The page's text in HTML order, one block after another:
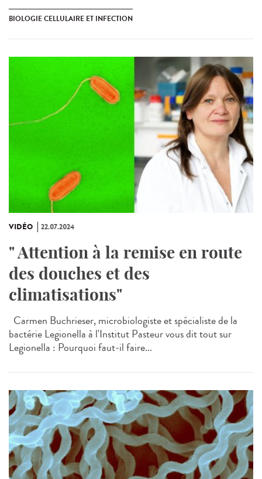
BIOLOGIE CELLULAIRE ET INFECTION
VIDÉO 22.07.2024
" Attention à la remise en route
des douches et des
climatisations"
Carmen Buchrieser, microbiologiste et spécialiste de la
bactérie Legionella à l'Institut Pasteur vous dit tout sur
Legionella : Pourquoi faut-il faire...